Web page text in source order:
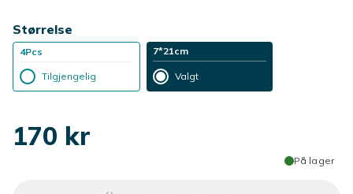
Størrelse
4Pcs
Tilgjengelig
7*21cm
Valgt
170 kr
På lager